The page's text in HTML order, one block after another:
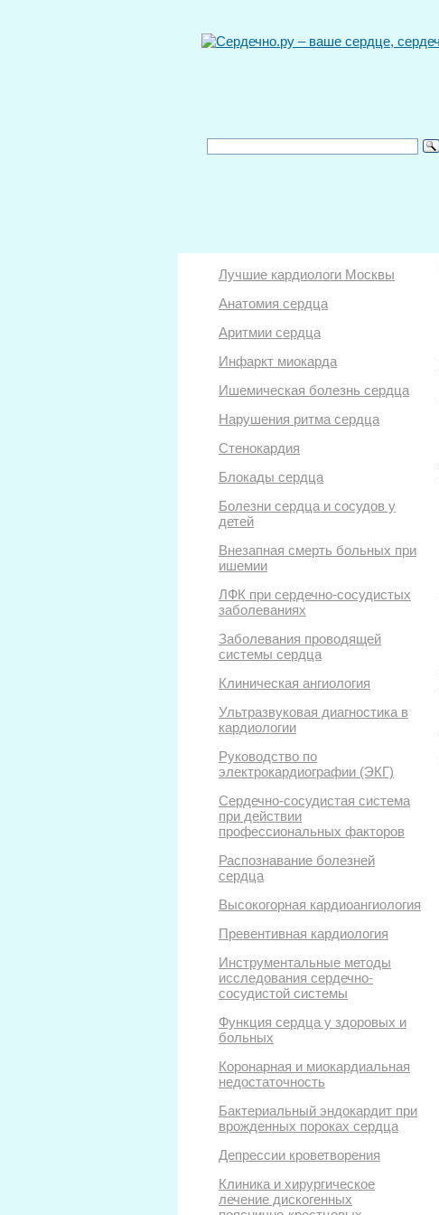
Лучшие кардиологи Москвы
Анатомия сердца
Аритмии сердца
Инфаркт миокарда
Ишемическая болезнь сердца
Нарушения ритма сердца
Стенокардия
Блокады сердца
Болезни сердца и сосудов у
детей
Внезапная смерть больных при
ишемии
ЛФК при сердечно-сосудистых
заболеваниях
Заболевания проводящей
системы сердца
Клиническая ангиология
Ультразвуковая диагностика в
кардиологии
Руководство по
электрокардиографии (ЭКГ)
Сердечно-сосудистая система
при действии
профессиональных факторов
Распознавание болезней
сердца
Высокогорная кардиоангиология
Превентивная кардиология
Инструментальные методы
исследования сердечно-
сосудистой системы
Функция сердца у здоровых и
больных
Коронарная и миокардиальная
недостаточность
Бактериальный эндокардит при
врожденных пороках сердца
Депрессии кроветворения
Клиника и хирургическое
лечение дискогенных